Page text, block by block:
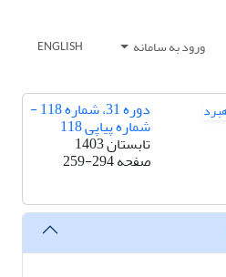
ورود به سامانه ENGLISH
دوره 31، شماره 118 -
شماره پیاپی 118
تابستان 1403
صفحه259-294